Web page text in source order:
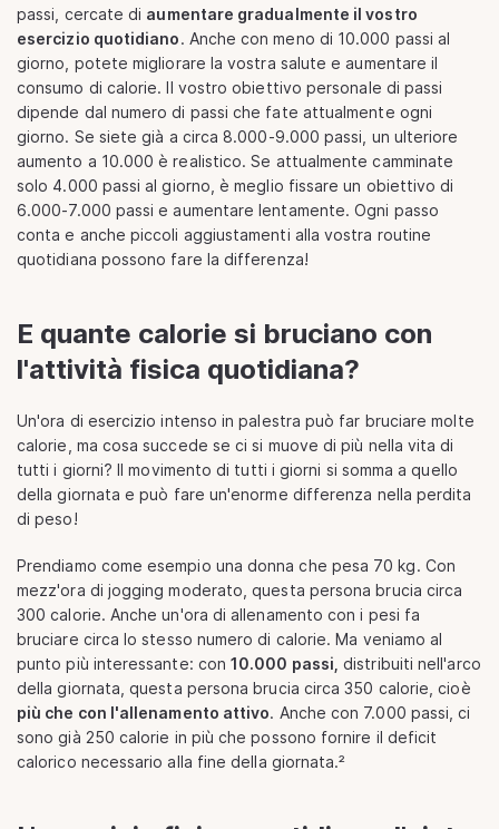
passi, cercate di aumentare gradualmente il vostro
esercizio quotidiano. Anche con meno di 10.000 passi al
giorno, potete migliorare la vostra salute e aumentare il
consumo di calorie. Il vostro obiettivo personale di passi
dipende dal numero di passi che fate attualmente ogni
giorno. Se siete già a circa 8.000-9.000 passi, un ulteriore
aumento a 10.000 è realistico. Se attualmente camminate
solo 4.000 passi al giorno, è meglio fissare un obiettivo di
6.000-7.000 passi e aumentare lentamente. Ogni passo
conta e anche piccoli aggiustamenti alla vostra routine
quotidiana possono fare la differenza!
E quante calorie si bruciano con
l'attività fisica quotidiana?
Un'ora di esercizio intenso in palestra può far bruciare molte
calorie, ma cosa succede se ci si muove di più nella vita di
tutti i giorni? Il movimento di tutti i giorni si somma a quello
della giornata e può fare un'enorme differenza nella perdita
di peso!
Prendiamo come esempio una donna che pesa 70 kg. Con
mezz'ora di jogging moderato, questa persona brucia circa
300 calorie. Anche un'ora di allenamento con i pesi fa
bruciare circa lo stesso numero di calorie. Ma veniamo al
punto più interessante: con10.000 passi, distribuiti nell'arco
della giornata, questa persona brucia circa 350 calorie, cioè
più che con l'allenamento attivo. Anche con 7.000 passi, ci
sono già 250 calorie in più che possono fornire il deficit
calorico necessario alla fine della giornata.²